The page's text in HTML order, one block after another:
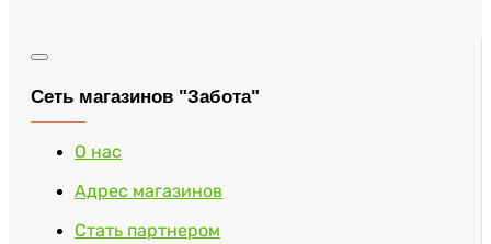
Сеть магазинов "Забота"
О нас
Адрес магазинов
Стать партнером